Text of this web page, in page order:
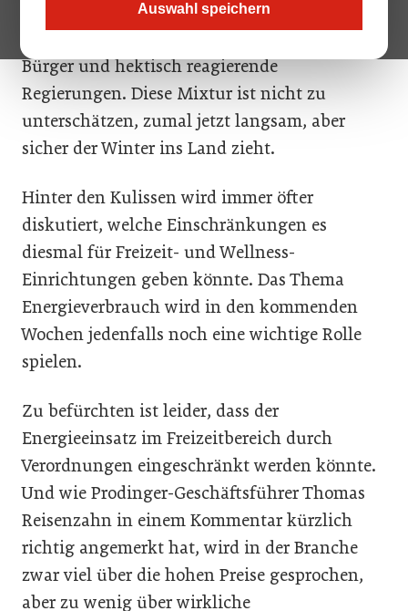
Auswahl speichern
stark steigende Preise für Energieträger jeder
Bürger und hektisch reagierende
Regierungen. Diese Mixtur ist nicht zu
unterschätzen, zumal jetzt langsam, aber
sicher der Winter ins Land zieht.
Hinter den Kulissen wird immer öfter
diskutiert, welche Einschränkungen es
diesmal für Freizeit- und Wellness-
Einrichtungen geben könnte. Das Thema
Energieverbrauch wird in den kommenden
Wochen jedenfalls noch eine wichtige Rolle
spielen.
Zu befürchten ist leider, dass der
Energieeinsatz im Freizeitbereich durch
Verordnungen eingeschränkt werden könnte.
Und wie Prodinger-Geschäftsführer Thomas
Reisenzahn in einem Kommentar kürzlich
richtig angemerkt hat, wird in der Branche
zwar viel über die hohen Preise gesprochen,
aber zu wenig über wirkliche